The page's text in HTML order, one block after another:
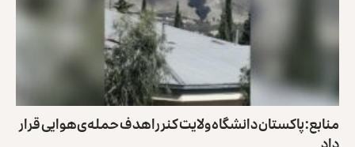
منابع: پاکستان دانشگاه ولایت کنر را هدف حمله‌ی هوایی قرار